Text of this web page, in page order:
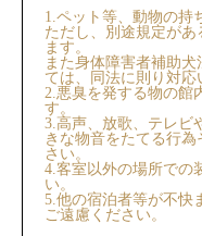
1.ペット等、動物の持
ただし、別途規定が
ます。
また身体障害者補助
ては、同法に則り対応
2.悪臭を発する物の館
す。
3.高声、放歌、テレビ
きな物音をたてる行
さい。
4.客室以外の場所での
い。
5.他の宿泊者等が不快
ご遠慮ください。